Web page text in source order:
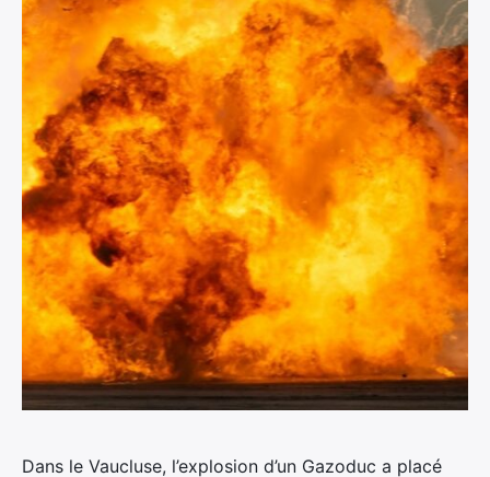
Dans le Vaucluse, l’explosion d’un Gazoduc a placé